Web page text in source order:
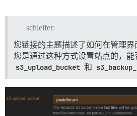
schleifer:
您链接的主题描述了如何在管理
您是通过这种方式设置站点的，能
s3_upload_bucket 和